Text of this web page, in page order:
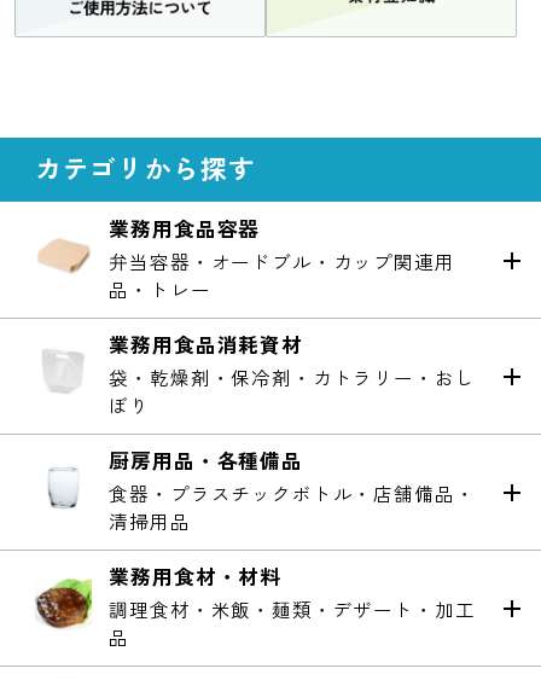
カテゴリから探す
業務用食品容器
弁当容器・オードブル・カップ関連用
品・トレー
業務用食品消耗資材
袋・乾燥剤・保冷剤・カトラリー・おし
ぼり
厨房用品・各種備品
食器・プラスチックボトル・店舗備品・
清掃用品
業務用食材・材料
調理食材・米飯・麺類・デザート・加工
品